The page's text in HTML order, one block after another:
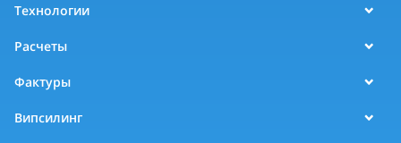
Технологии
Расчеты
Фактуры
Випсилинг